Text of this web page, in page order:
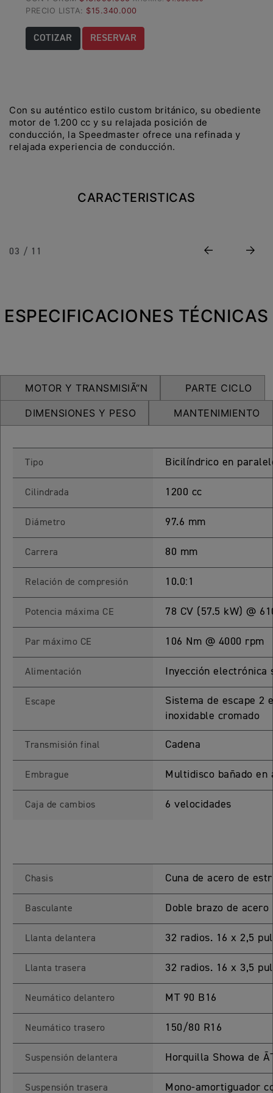
Precio desde $22.990.000
ADVENTURE
Precio desde $10.590.000
Precio desde $11.690.000
NEWTRIDENT 800
Precio desde $12.690.000
RX
STREET TRIPLE 765 MOTO2
Precio desde $17.490.000
ROCKET 3 STORM GT
Precio desde $28.590.000
TIGER SPORT 660
Precio desde $8.490.000
Marzo JUEVES 26
ENCIENDE LA NOCHE.
VIVE LA RUTA. NIGHT
PRECIO LISTA: $15.340.000
COTIZAR RESERVAR
Con su auténtico estilo custom británico, su obediente
motor de 1.200 cc y su relajada posición de
conducción, la Speedmaster ofrece una refinada y
relajada experiencia de conducción.
CARACTERISTICAS
03 / 11 Previous Next
ESPECIFICACIONES TÉCNICAS
MOTOR Y TRANSMISIÃ“N PARTE CICLO
DIMENSIONES Y PESO MANTENIMIENTO
Tipo Bicilíndrico en
Cilindrada 1200 cc
Diámetro 97.6 mm
Carrera 80 mm
Relación de compresión 10.0:1
Potencia máxima CE 78 CV (57.5 kW) @
Par máximo CE 106 Nm @ 4000 rpm
Alimentación Inyección
Escape
Sistema de escape 2
inoxidable cromado
Transmisión final Cadena
Embrague Multidisco bañado en
Caja de cambios 6 velocidades
Chasis Cuna de acero de
Basculante Doble brazo de acero
Llanta delantera 32 radios. 16 x 2,5
Llanta trasera 32 radios. 16 x 3,5
Neumático delantero MT 90 B16
Neumático trasero 150/80 R16
Suspensión delantera Horquilla Showa de
Suspensión trasera Mono-amortiguador